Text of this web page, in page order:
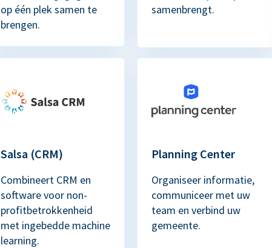
op één plek samen te
brengen.
samenbrengt.
Salsa (CRM)
Combineert CRM en
software voor non-
profitbetrokkenheid
met ingebedde machine
learning.
Planning Center
Organiseer informatie,
communiceer met uw
team en verbind uw
gemeente.